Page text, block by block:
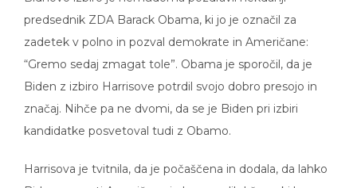
predsednik ZDA Barack Obama, ki jo je označil za
zadetek v polno in pozval demokrate in Američane:
“Gremo sedaj zmagat tole”. Obama je sporočil, da je
Biden z izbiro Harrisove potrdil svojo dobro presojo in
značaj. Nihče pa ne dvomi, da se je Biden pri izbiri
kandidatke posvetoval tudi z Obamo.
Biden poenoti Američane in bo zgradil državo, ki bo